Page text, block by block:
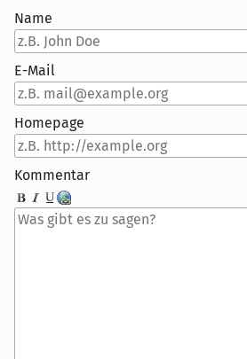
Name
E-Mail
Homepage
Kommentar